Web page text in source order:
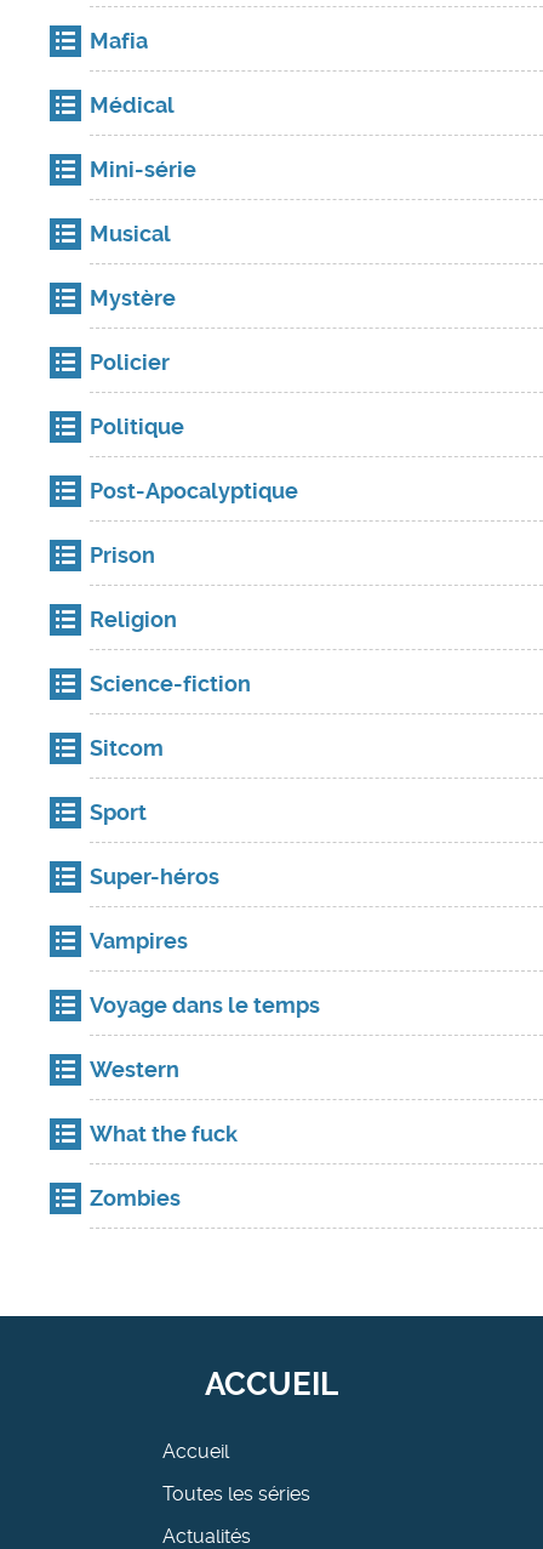
Mafia
Médical
Mini-série
Musical
Mystère
Policier
Politique
Post-Apocalyptique
Prison
Religion
Science-fiction
Sitcom
Sport
Super-héros
Vampires
Voyage dans le temps
Western
What the fuck
Zombies
ACCUEIL
Accueil
Toutes les séries
Actualités